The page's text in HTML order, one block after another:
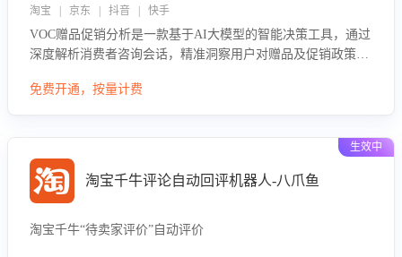
淘宝 | 京东 | 抖音 | 快手
VOC赠品促销分析是一款基于AI大模型的智能决策工具，通过
深度解析消费者咨询会话，精准洞察用户对赠品及促销政策的
求，帮助企业制定个性化赠品组合策略，优化资源投放并淘汰
免费开通，按量计费
生效中
淘宝千牛评论自动回评机器人-八爪鱼
淘宝千牛“待卖家评价”自动评价